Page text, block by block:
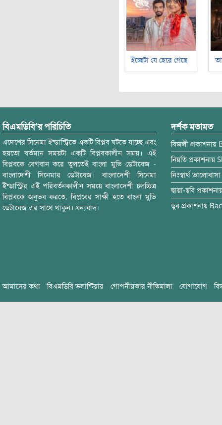
ইচ্ছেটা যে হেরে গেছে
বিএমডিবি’র পরিচিতি
এদেশের সিনেমা ইন্ডাস্ট্রিতে একটি বিপ্লব ঘটতে যাচ্ছে এবং
হয়তো বর্তমান সময়টা একটি বিপ্লবকালীন সময়। এই
বিপ্লবকে বেগবান করে তুলতেই বাংলা মুভি ডেটাবেজ -
বাংলাদেশী সিনেমার ডেটাবেজ। বাংলাদেশী সিনেমা
ইন্ডাস্ট্রির এই পরিবর্তনকালীন সময়ে বাংলাদেশী চলচ্চিত্র
বিপ্লবকে অনুভব করতে, বিপ্লবের সাক্ষী হতে বাংলা মুভি
ডেটাবেজ এর সাথে থাকুন। ধন্যবাদ।
দর্শক মতামত
বিজলী প্রকাশনায়
নিয়তি প্রকাশনায়
নিঃস্বার্থ ভালোবাসা
ছায়া-ছবি
ডুব প্রকাশনায়
আমাদের কথা বিএমডিবি ভলান্টিয়ার গোপনীয়তার নীতিমালা যোগাযোগ